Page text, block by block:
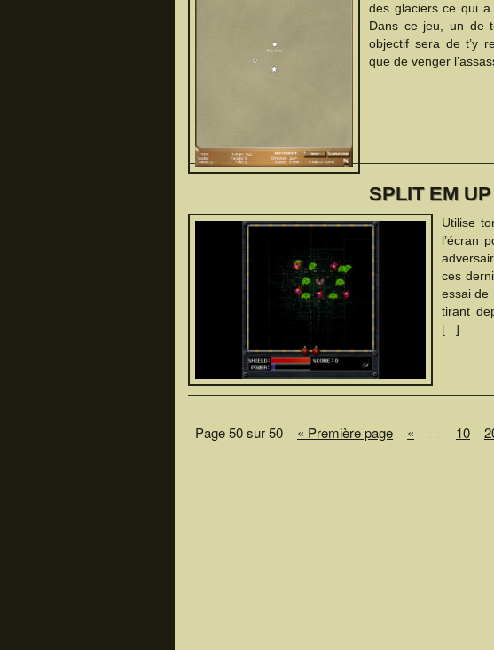
des glaciers ce qui a
Dans ce jeu, un de
objectif sera de t’y
que de venger
SPLIT EM UP
Utilise
l’écran
ces
essai de
tirant
[...]
Page 50 sur 50 « Première page « 10